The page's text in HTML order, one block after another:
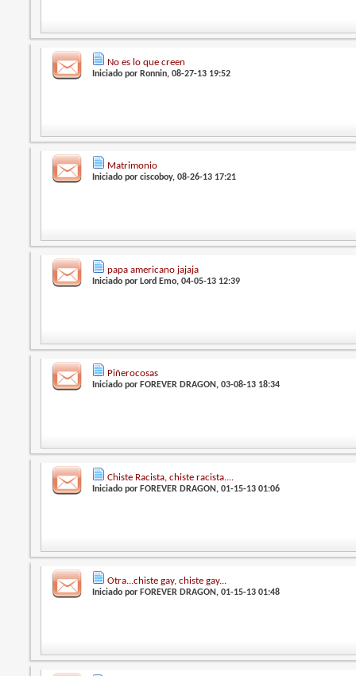
No es lo que creen
Iniciado por Ronnin, 08-27-13 19:52
Matrimonio
Iniciado porciscoboy, 08-26-13 17:21
papa americano jajaja
Iniciado por Lord Emo, 04-05-13 12:39
Piñerocosas
Iniciado por FOREVER DRAGON, 03-08-13 18:34
Chiste Racista, chiste racista....
Iniciado por FOREVER DRAGON, 01-15-13 01:06
Otra...chiste gay, chiste gay...
Iniciado por FOREVER DRAGON, 01-15-13 01:48